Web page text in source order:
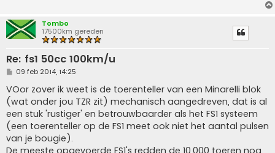
Tombo
17500km gereden
Re: fs1 50cc 100km/u
B
r
i
c
h
t
09 feb 2014, 14:25
VOor zover ik weet is de toerenteller van een Minarelli blok
(wat onder jou TZR zit) mechanisch aangedreven, dat is al
een stuk 'rustiger' en betrouwbaarder als het FS1 systeem
(een toerenteller op de FS1 meet ook niet het aantal pulsen
van je bougie).